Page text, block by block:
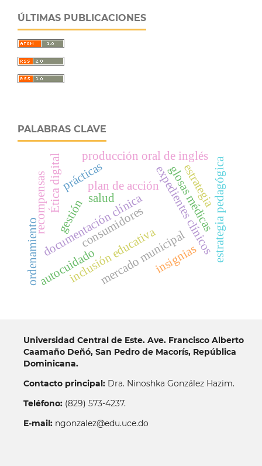
ÚLTIMAS PUBLICACIONES
PALABRAS CLAVE
expedientes clínicos
glosas médicas
plan de acción
documentación clínica
mercado municipal
ordenamiento
gestiónconsumidores
salud
inclusión educativa estrategia pedagógica
Ética digital producción oral de inglés
insignias
recompensas estrategia
autocuidado
prácticas
Universidad Central de Este. Ave. Francisco Alberto
Caamaño Deñó, San Pedro de Macorís, República
Dominicana.
Contacto principal:Dra. Ninoshka González Hazim.
Teléfono:(829) 573-4237.
E-mail:ngonzalez@edu.uce.do